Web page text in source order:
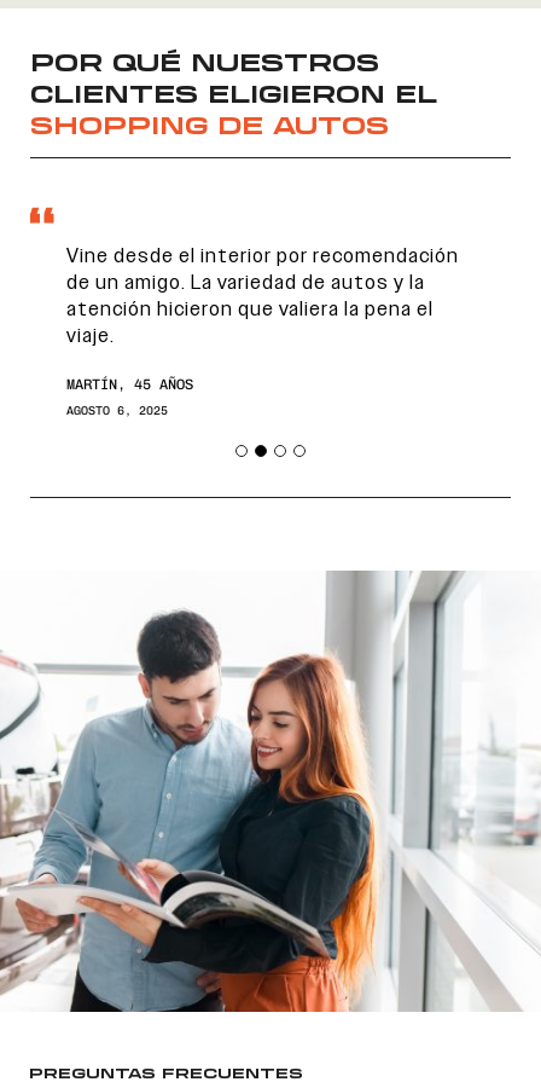
POR QUÉ NUESTROS
CLIENTES ELIGIERON EL
SHOPPING DE AUTOS
Vine desde el interior por recomendación
de un amigo. La variedad de autos y la
atención hicieron que valiera la pena el
viaje.
MARTÍN, 45 AÑOS
AGOSTO 6, 2025
PREGUNTAS FRECUENTES